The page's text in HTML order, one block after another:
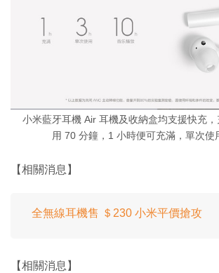
小米藍牙耳機 Air 耳機及收納盒均支援快充
用 70 分鐘，1 小時便可充滿，單次使
【相關消息】
全無線耳機售 ＄230 小米平價搶攻
【相關消息】